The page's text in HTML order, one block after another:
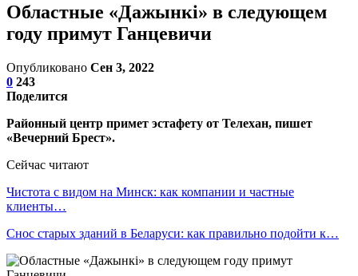
Областные «Дажынкі» в следующем
году примут Ганцевичи
Опубликовано Сен 3, 2022
0 243
Поделится
Районный центр примет эстафету от Телехан, пишет
«Вечерний Брест».
Сейчас читают
Чистота с видом на Минск: как компании и частные
клиенты…
Снос старых зданий в Беларуси: как правильно подойти к…